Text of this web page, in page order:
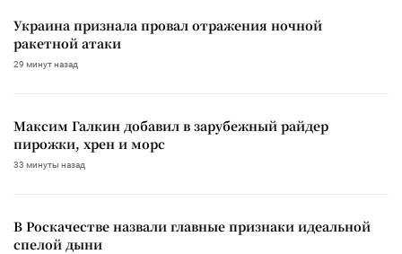
Украина признала провал отражения ночной
ракетной атаки
29 минут назад
Максим Галкин добавил в зарубежный райдер
пирожки, хрен и морс
33 минуты назад
В Роскачестве назвали главные признаки идеальной
спелой дыни